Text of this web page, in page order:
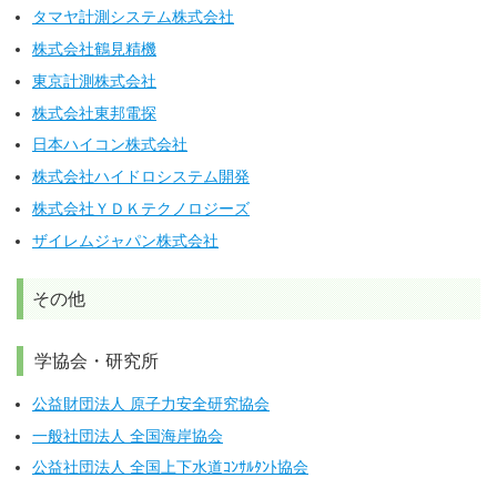
タマヤ計測システム株式会社
株式会社鶴見精機
東京計測株式会社
株式会社東邦電探
日本ハイコン株式会社
株式会社ハイドロシステム開発
株式会社ＹＤＫテクノロジーズ
ザイレムジャパン株式会社
その他
学協会・研究所
公益財団法人 原子力安全研究協会
一般社団法人 全国海岸協会
公益社団法人 全国上下水道ｺﾝｻﾙﾀﾝﾄ協会